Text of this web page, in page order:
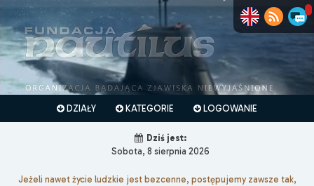
DZIAŁY KATEGORIE LOGOWANIE
Dziś jest:
Sobota, 8 sierpnia 2026
Jeżeli nawet życie ludzkie jest bezcenne, postępujemy zawsze tak,